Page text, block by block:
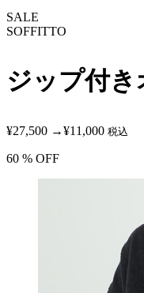
SALE
SOFFITTO
ジップ付
¥27,500 →¥11,000 税込
60 % OFF